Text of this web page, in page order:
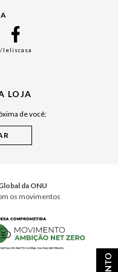
/leliscasa
LOJA
de você:
da ONU
os movimentos